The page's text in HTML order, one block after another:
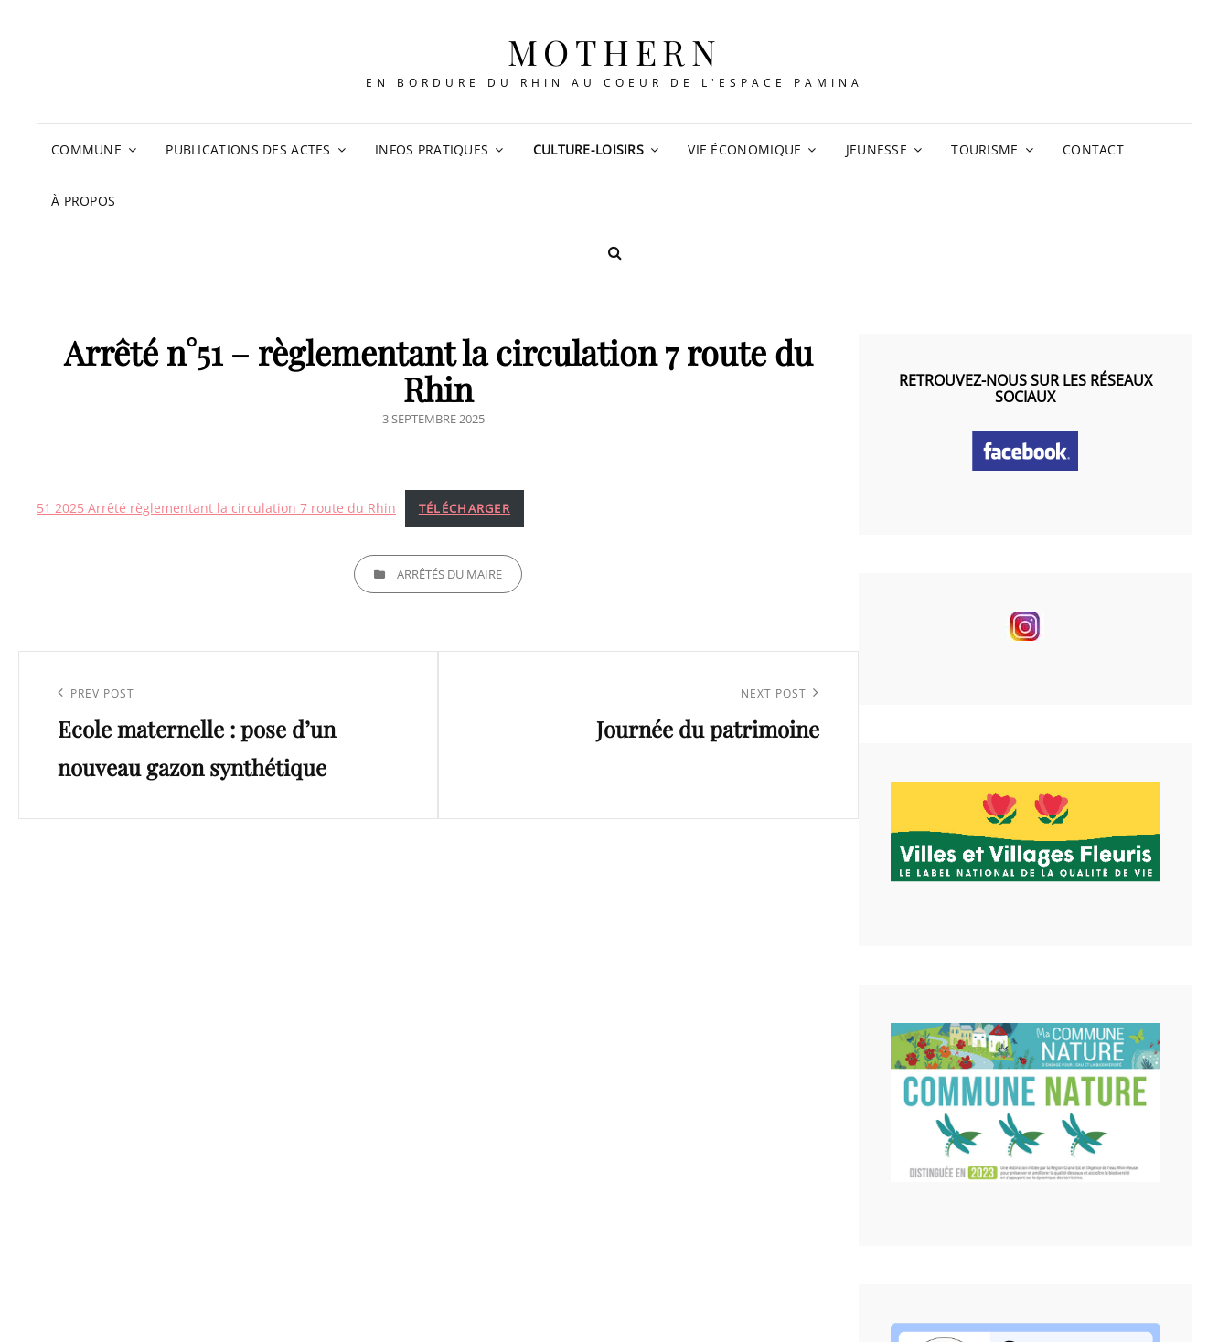
MOTHERN
EN BORDURE DU RHIN AU COEUR DE L'ESPACE PAMINA
COMMUNE PUBLICATIONS DES ACTES INFOS PRATIQUES CULTURE-LOISIRS VIE ÉCONOMIQUE JEUNESSE TOURISME CONTACT
À PROPOS
SEARCH
Arrêté n°51 – règlementant la circulation 7 route du
Rhin
POSTED
3 SEPTEMBRE 2025
51 2025 Arrêté règlementant la circulation 7 route du Rhin TÉLÉCHARGER
CATEGORIESARRÊTÉS DU MAIRE
l’article
Previous
Post
PREV POST
Ecole maternelle : pose d’un
nouveau gazon synthétique
NEXT POST
Journée du patrimoine
RETROUVEZ-NOUS SUR LES RÉSEAUX
SOCIAUX